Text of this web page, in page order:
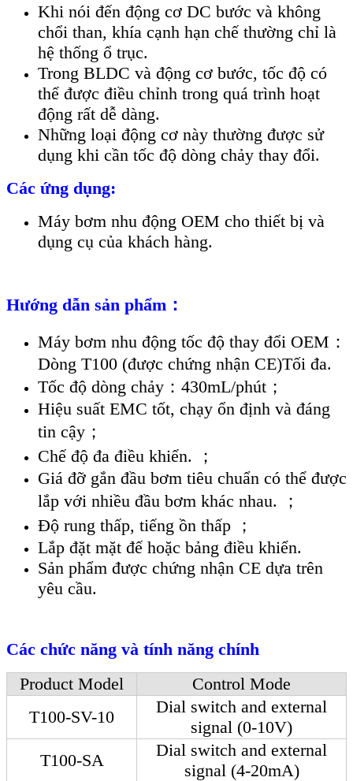
Khi nói đến động cơ DC bước và không
chổi than, khía cạnh hạn chế thường chỉ là
hệ thống ổ trục.
Trong BLDC và động cơ bước, tốc độ có
thể được điều chỉnh trong quá trình hoạt
động rất dễ dàng.
Những loại động cơ này thường được sử
dụng khi cần tốc độ dòng chảy thay đổi.
Các ứng dụng:
Máy bơm nhu động OEM cho thiết bị và
dụng cụ của khách hàng.
Hướng dẫn sản phẩm：
Máy bơm nhu động tốc độ thay đổi OEM：
Dòng T100 (được chứng nhận CE)Tối đa.
Tốc độ dòng chảy：430mL/phút；
Hiệu suất EMC tốt, chạy ổn định và đáng
tin cậy；
Chế độ đa điều khiển. ；
Giá đỡ gắn đầu bơm tiêu chuẩn có thể được
lắp với nhiều đầu bơm khác nhau. ；
Độ rung thấp, tiếng ồn thấp ；
Lắp đặt mặt đế hoặc bảng điều khiển.
Sản phẩm được chứng nhận CE dựa trên
yêu cầu.
Các chức năng và tính năng chính
Product Model
Control Mode
T100-SV-10
Dial switch and external
signal (0-10V)
T100-SA
Dial switch and external
signal (4-20mA)